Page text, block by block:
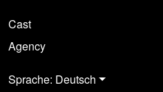
Cast
Agency
Sprache: Deutsch